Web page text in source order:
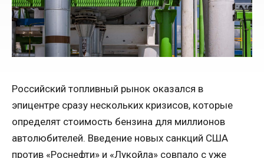
Российский топливный рынок оказался в
эпицентре сразу нескольких кризисов, которые
определят стоимость бензина для миллионов
автолюбителей. Введение новых санкций США
против «Роснефти» и «Лукойла» совпало с уже